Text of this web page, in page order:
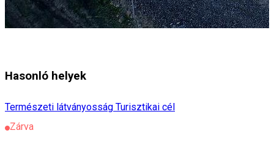
Hasonló helyek
Természeti látványosság Turisztikai cél
Zárva